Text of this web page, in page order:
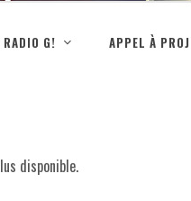
RADIO G! APPEL À
disponible.